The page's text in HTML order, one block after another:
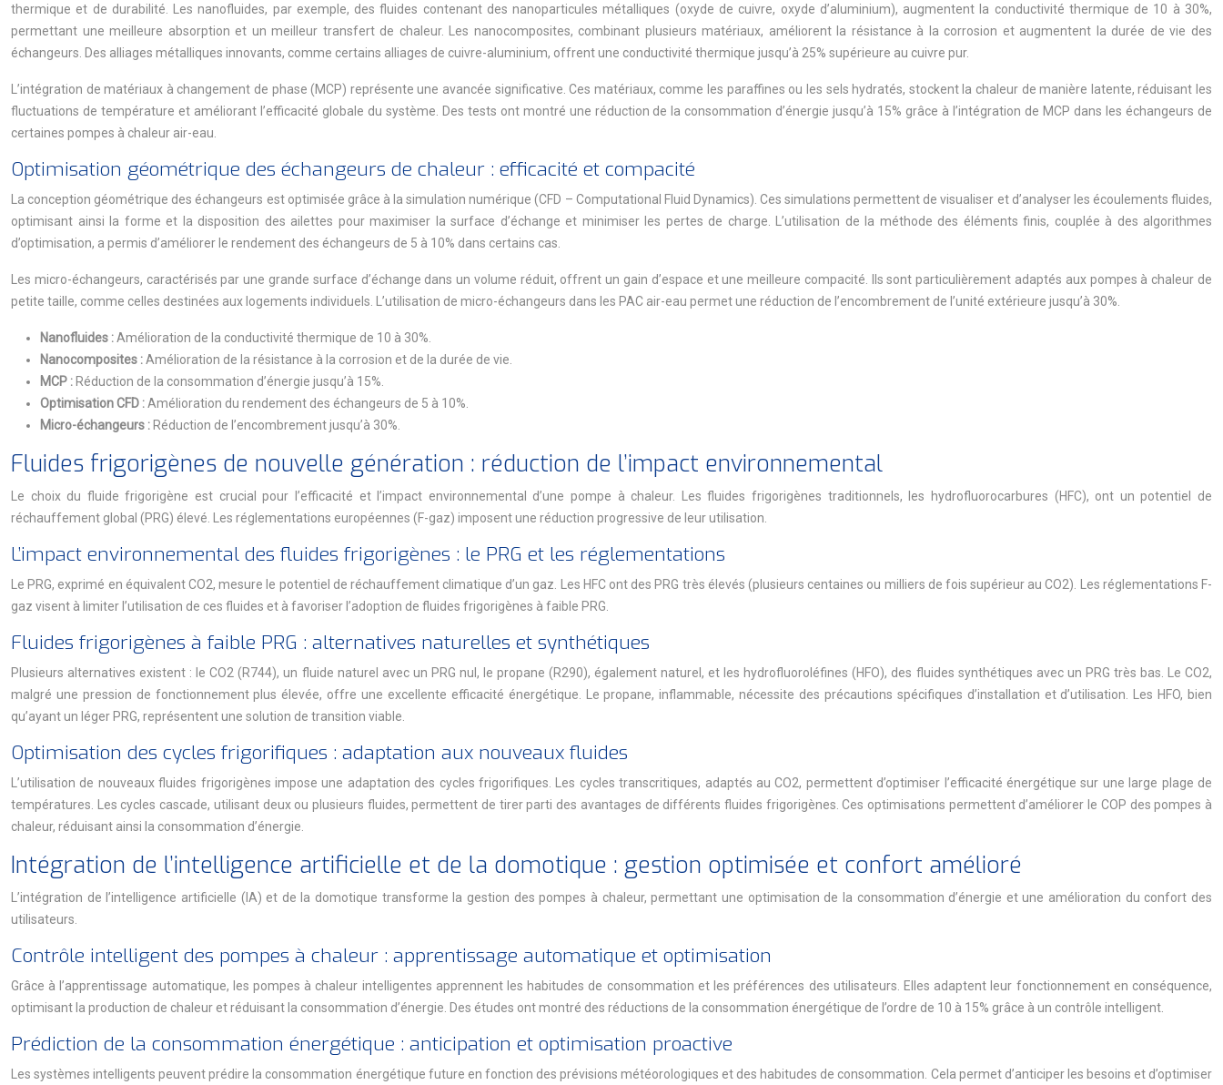
thermique et de durabilité. Les nanofluides, par exemple, des fluides contenant des nanoparticules métalliques (oxyde de cuivre, oxyde d’aluminium), augmentent la conductivité thermique de 10 à 30%,
permettant une meilleure absorption et un meilleur transfert de chaleur. Les nanocomposites, combinant plusieurs matériaux, améliorent la résistance à la corrosion et augmentent la durée de vie des
échangeurs. Des alliages métalliques innovants, comme certains alliages de cuivre-aluminium, offrent une conductivité thermique jusqu’à 25% supérieure au cuivre pur.
L’intégration de matériaux à changement de phase (MCP) représente une avancée significative. Ces matériaux, comme les paraffines ou les sels hydratés, stockent la chaleur de manière latente, réduisant les
fluctuations de température et améliorant l’efficacité globale du système. Des tests ont montré une réduction de la consommation d’énergie jusqu’à 15% grâce à l’intégration de MCP dans les échangeurs de
certaines pompes à chaleur air-eau.
Optimisation géométrique des échangeurs de chaleur : efficacité et compacité
La conception géométrique des échangeurs est optimisée grâce à la simulation numérique (CFD – Computational Fluid Dynamics). Ces simulations permettent de visualiser et d’analyser les écoulements fluides,
optimisant ainsi la forme et la disposition des ailettes pour maximiser la surface d’échange et minimiser les pertes de charge. L’utilisation de la méthode des éléments finis, couplée à des algorithmes
d’optimisation, a permis d’améliorer le rendement des échangeurs de 5 à 10% dans certains cas.
Les micro-échangeurs, caractérisés par une grande surface d’échange dans un volume réduit, offrent un gain d’espace et une meilleure compacité. Ils sont particulièrement adaptés aux pompes à chaleur de
petite taille, comme celles destinées aux logements individuels. L’utilisation de micro-échangeurs dans les PAC air-eau permet une réduction de l’encombrement de l’unité extérieure jusqu’à 30%.
Nanofluides :Amélioration de la conductivité thermique de 10 à 30%.
Nanocomposites :Amélioration de la résistance à la corrosion et de la durée de vie.
MCP : Réduction de la consommation d’énergie jusqu’à 15%.
Optimisation CFD :Amélioration du rendement des échangeurs de 5 à 10%.
Micro-échangeurs : Réduction de l’encombrement jusqu’à 30%.
Fluides frigorigènes de nouvelle génération : réduction de l’impact environnemental
Le choix du fluide frigorigène est crucial pour l’efficacité et l’impact environnemental d’une pompe à chaleur. Les fluides frigorigènes traditionnels, les hydrofluorocarbures (HFC), ont un potentiel de
réchauffement global (PRG) élevé. Les réglementations européennes (F-gaz) imposent une réduction progressive de leur utilisation.
L’impact environnemental des fluides frigorigènes : le PRG et les réglementations
Le PRG, exprimé en équivalent CO2, mesure le potentiel de réchauffement climatique d’un gaz. Les HFC ont des PRG très élevés (plusieurs centaines ou milliers de fois supérieur au CO2). Les réglementations F-
gaz visent à limiter l’utilisation de ces fluides et à favoriser l’adoption de fluides frigorigènes à faible PRG.
Fluides frigorigènes à faible PRG : alternatives naturelles et synthétiques
Plusieurs alternatives existent : le CO2 (R744), un fluide naturel avec un PRG nul, le propane (R290), également naturel, et les hydrofluoroléfines (HFO), des fluides synthétiques avec un PRG très bas. Le CO2,
malgré une pression de fonctionnement plus élevée, offre une excellente efficacité énergétique. Le propane, inflammable, nécessite des précautions spécifiques d’installation et d’utilisation. Les HFO, bien
qu’ayant un léger PRG, représentent une solution de transition viable.
Optimisation des cycles frigorifiques : adaptation aux nouveaux fluides
L’utilisation de nouveaux fluides frigorigènes impose une adaptation des cycles frigorifiques. Les cycles transcritiques, adaptés au CO2, permettent d’optimiser l’efficacité énergétique sur une large plage de
températures. Les cycles cascade, utilisant deux ou plusieurs fluides, permettent de tirer parti des avantages de différents fluides frigorigènes. Ces optimisations permettent d’améliorer le COP des pompes à
chaleur, réduisant ainsi la consommation d’énergie.
Intégration de l’intelligence artificielle et de la domotique : gestion optimisée et confort amélioré
L’intégration de l’intelligence artificielle (IA) et de la domotique transforme la gestion des pompes à chaleur, permettant une optimisation de la consommation d’énergie et une amélioration du confort des
utilisateurs.
Contrôle intelligent des pompes à chaleur : apprentissage automatique et optimisation
Grâce à l’apprentissage automatique, les pompes à chaleur intelligentes apprennent les habitudes de consommation et les préférences des utilisateurs. Elles adaptent leur fonctionnement en conséquence,
optimisant la production de chaleur et réduisant la consommation d’énergie. Des études ont montré des réductions de la consommation énergétique de l’ordre de 10 à 15% grâce à un contrôle intelligent.
Prédiction de la consommation énergétique : anticipation et optimisation proactive
Les systèmes intelligents peuvent prédire la consommation énergétique future en fonction des prévisions météorologiques et des habitudes de consommation. Cela permet d’anticiper les besoins et d’optimiser